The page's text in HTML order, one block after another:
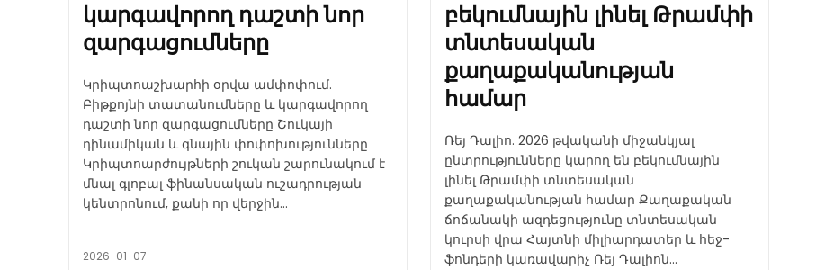
կարգավորող դաշտի նոր
զարգացումները
Կրիպտոաշխարհի օրվա ամփոփում.
Բիթքոյնի տատանումները և կարգավորող
դաշտի նոր զարգացումները Շուկայի
դինամիկան և գնային փոփոխությունները
Կրիպտոարժույթների շուկան շարունակում է
մնալ գլոբալ ֆինանսական ուշադրության
կենտրոնում, քանի որ վերջին...
2026-01-07
բեկումնային լինել Թրամփի
տնտեսական
քաղաքականության
համար
Ռեյ Դալիո. 2026 թվականի միջանկյալ
ընտրությունները կարող են բեկումնային
լինել Թրամփի տնտեսական
քաղաքականության համար Քաղաքական
ճոճանակի ազդեցությունը տնտեսական
կուրսի վրա Հայտնի միլիարդատեր և հեջ-
ֆոնդերի կառավարիչ Ռեյ Դալիոն...